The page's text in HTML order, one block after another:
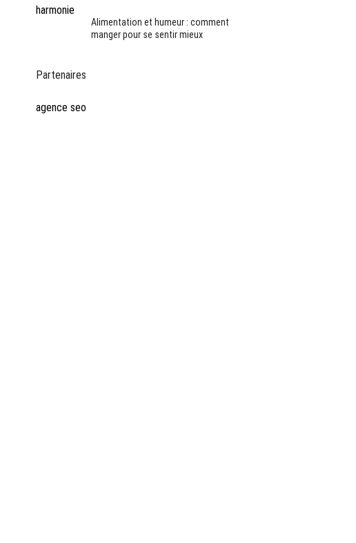
Alimentation et humeur : comment
manger pour se sentir mieux
Partenaires
agence seo